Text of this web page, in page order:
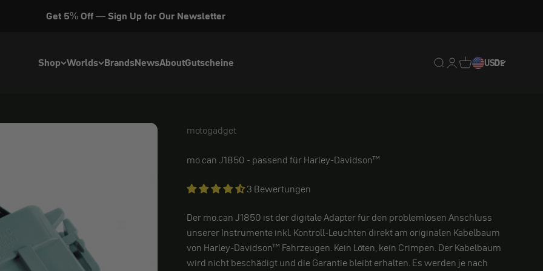
Get 5% Off — Sign Up for Our Newsletter
Shop Worlds BrandsNewsAboutGutscheine Translation missing:
Translation missing:
Translation
USDDE
motogadget
motogadget
mo.can J1850 - passend für Harley-Davidson™
3 Bewertungen
Der mo.can J1850 ist der digitale Adapter für den problemlosen Anschluss
unserer Instrumente inkl. Kontroll-Leuchten direkt am originalen Kabelbaum
von Harley-Davidson™ Fahrzeugen. Kein Löten, kein Crimpen. Der Kabelbaum
wird nicht beschädigt und die Garantie bleibt erhalten. Es werden je nach